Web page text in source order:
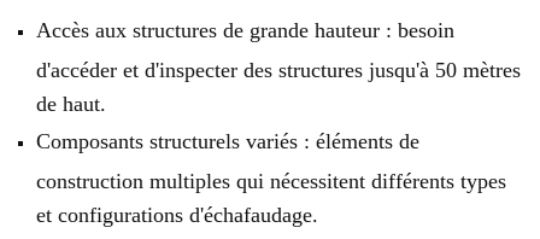
Accès aux structures de grande hauteur : besoin
d'accéder et d'inspecter des structures jusqu'à 50 mètres
de haut.
Composants structurels variés : éléments de
construction multiples qui nécessitent différents types
et configurations d'échafaudage.